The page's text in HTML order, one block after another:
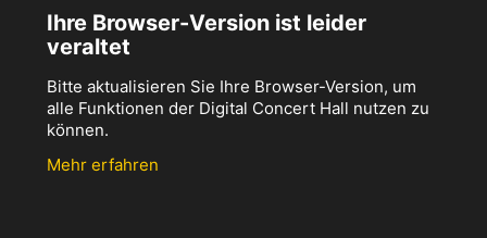
Ihre Browser-Version ist leider
veraltet
Bitte aktualisieren Sie Ihre Browser-Version, um
alle Funktionen der Digital Concert Hall nutzen zu
können.
Mehr erfahren